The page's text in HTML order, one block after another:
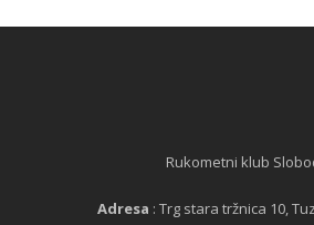
Rukometni klub
Adresa : Trg stara tržnica 10,